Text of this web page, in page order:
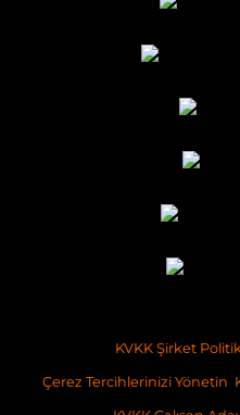
KVKK Şirket
Çerez Tercihlerinizi Yönetin